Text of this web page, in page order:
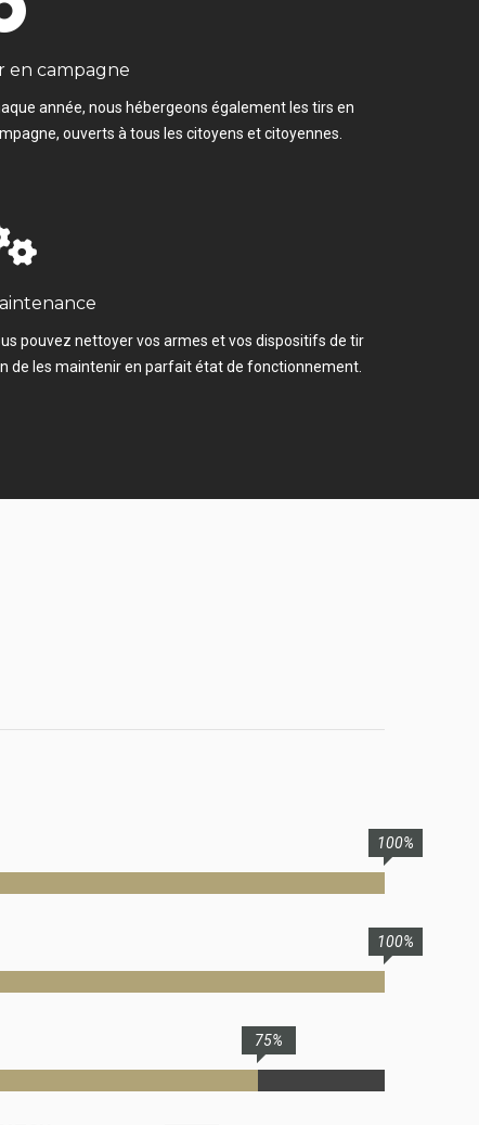
en campagne
année, nous hébergeons également les tirs en
ouverts à tous les citoyens et citoyennes.
pouvez nettoyer vos armes et vos dispositifs de tir
de les maintenir en parfait état de fonctionnement.
100%
100%
75%